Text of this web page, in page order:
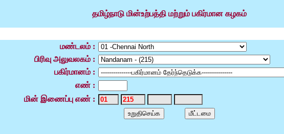
தமிழ்நாடு மின்உற்பத்தி மற்றும் பகிர்மான கழகம்
மண்டலம் :
பிரிவு அலுவலகம் :
பகிர்மானம் :
எண் :
மின் இணைப்பு எண் :